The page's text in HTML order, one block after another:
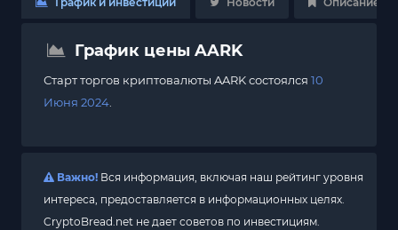
График цены AARK
Старт торгов криптовалюты AARK состоялся 10
Июня 2024
Важно! Вся информация, включая наш рейтинг уровня
интереса, предоставляется в информационных целях.
CryptoBread.net не дает советов по инвестициям.